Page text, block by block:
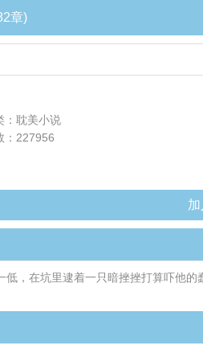
章)
：耽美小说
：227956
低，在坑里逮着一只暗挫挫打算吓